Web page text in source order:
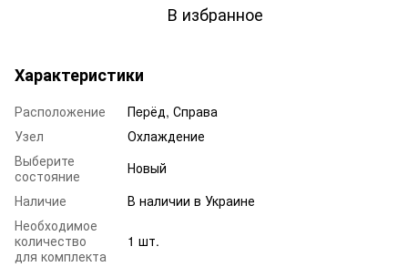
В избранное
Характеристики
Расположение
Пepёд, Справа
Узел
Охлаждение
Выберите
состояние
Новый
Наличие
В наличии в Украине
Необходимое
количество
для комплекта
1 шт.